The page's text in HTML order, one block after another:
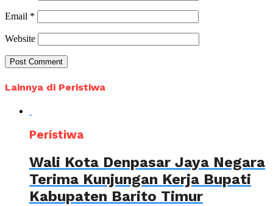
Email *
Website
Lainnya di Peristiwa
Peristiwa
Wali Kota Denpasar Jaya Negara
Terima Kunjungan Kerja Bupati
Kabupaten Barito Timur